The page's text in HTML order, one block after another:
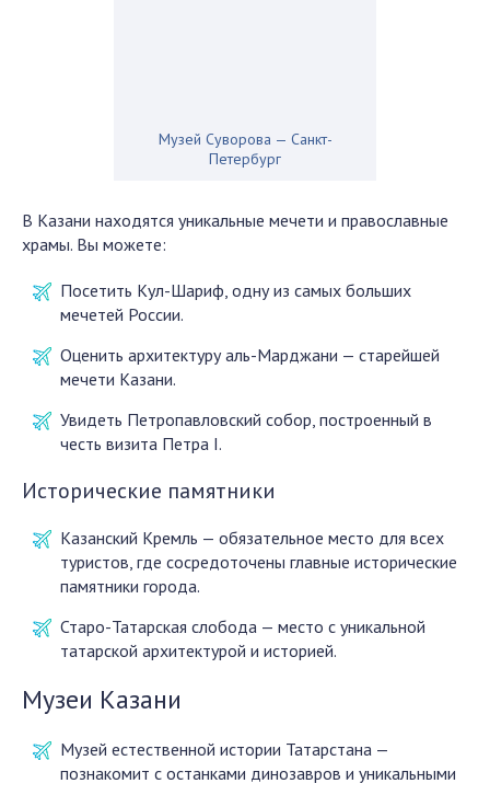
Музей Суворова — Санкт-
Петербург
В Казани находятся уникальные мечети и православные
храмы. Вы можете:
Посетить Кул-Шариф, одну из самых больших
мечетей России.
Оценить архитектуру аль-Марджани — старейшей
мечети Казани.
Увидеть Петропавловский собор, построенный в
честь визита Петра I.
Исторические памятники
Казанский Кремль — обязательное место для всех
туристов, где сосредоточены главные исторические
памятники города.
Старо-Татарская слобода — место с уникальной
татарской архитектурой и историей.
Музеи Казани
Музей естественной истории Татарстана —
познакомит с останками динозавров и уникальными